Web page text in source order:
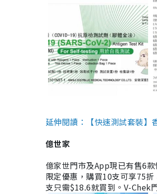
延伸閱讀：【快速測試套裝
億世家
億家世門市及App現已有售6
限定優惠，購買10支可享75
支只需$18.6就買到。V-Chek